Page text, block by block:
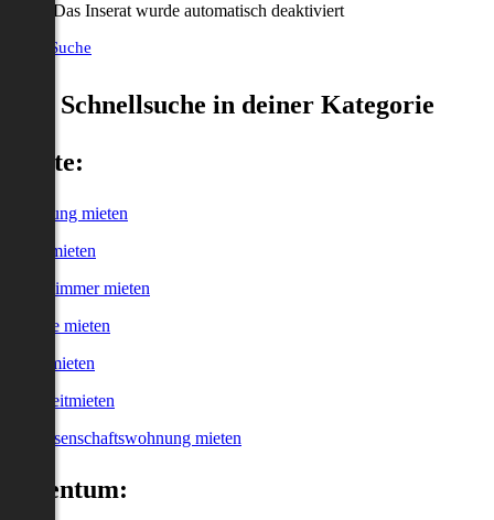
Das Inserat wurde automatisch deaktiviert
Neue Suche
Schnellsuche in deiner Kategorie
Miete:
Wohnung mieten
Haus mieten
WG-Zimmer mieten
Garage mieten
Büro mieten
Kurzzeitmieten
Genossenschaftswohnung mieten
Eigentum: